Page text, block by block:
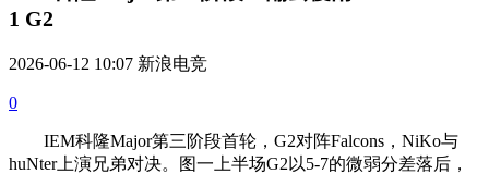
1 G2
2026-06-12 10:07 新浪电竞
0
IEM科隆Major第三阶段首轮，G2对阵Falcons，NiKo与
huNter上演兄弟对决。图一上半场G2以5-7的微弱分差落后，